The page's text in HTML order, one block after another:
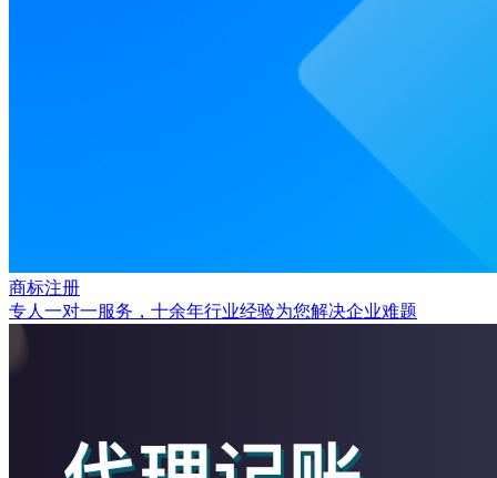
商标注册
专人一对一服务，十余年行业经验为您解决企业难题